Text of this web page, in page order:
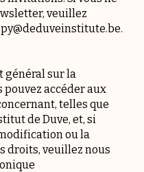
veuillez
général sur la
pouvez accéder aux
telles que
de Duve, et, si
ou la
droits, veuillez nous